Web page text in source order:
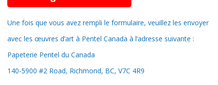
Une fois que vous avez rempli le formulaire, veuillez les envoyer
avec les œuvres d’art à Pentel Canada à l’adresse suivante :
Papeterie Pentel du Canada
140-5900 #2 Road, Richmond, BC, V7C 4R9